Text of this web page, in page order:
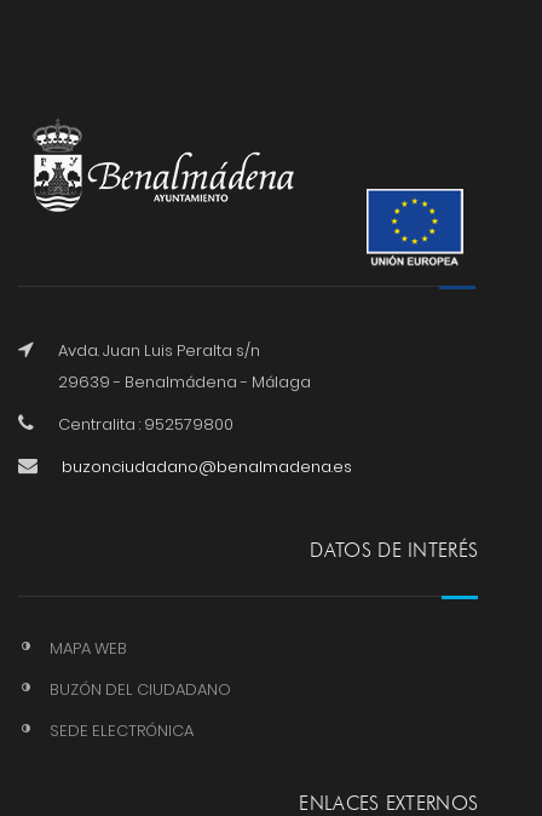
Avda. Juan Luis Peralta s/n
29639 - Benalmádena - Málaga
Centralita : 952579800
buzonciudadano@benalmadena.es
DATOS DE INTERÉS
MAPA WEB
BUZÓN DEL CIUDADANO
SEDE ELECTRÓNICA
ENLACES EXTERNOS